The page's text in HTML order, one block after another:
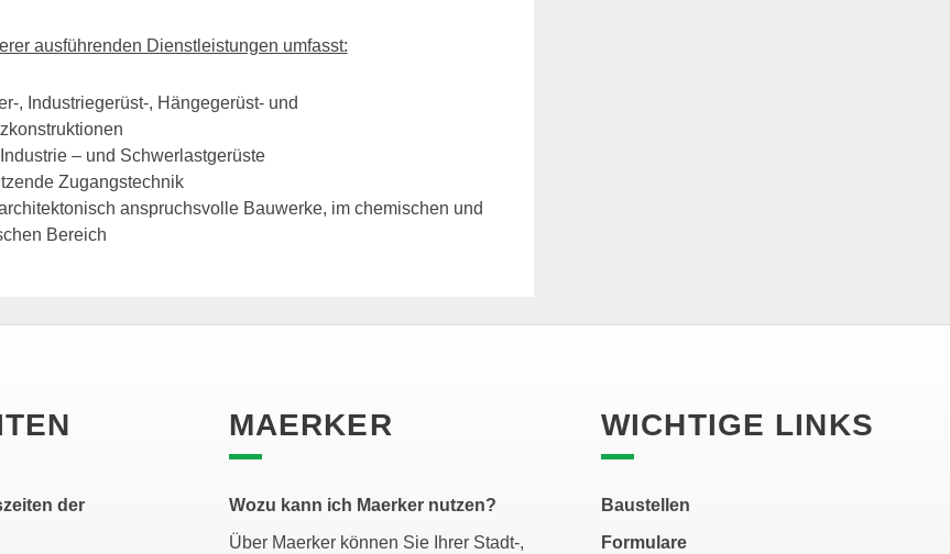
ausführenden Dienstleistungen umfasst:
, Industriegerüst-, Hängegerüst- und
– und Schwerlastgerüste
Zugangstechnik
anspruchsvolle Bauwerke, im chemischen und
Bereich
der
MAERKER
Wozu kann ich Maerker nutzen?
Über Maerker können Sie Ihrer Stadt-,
WICHTIGE LINKS
Baustellen
Formulare